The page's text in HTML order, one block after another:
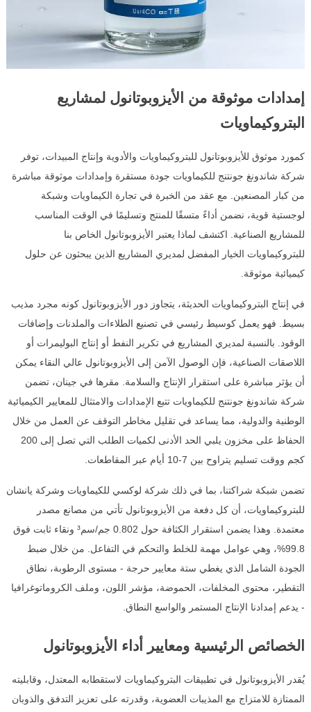
إمدادات موثوقة من الأيزوبوتانول لمشاريع
البتروكيماويات
كمورد موثوق للأيزوبوتانول للبتروكيماويات والأدوية وإنتاج المبيدات، توفر
شركة شاندونغ جونتنج للكيماويات جودة مستقرة وإمدادات موثوقة مباشرة
من كبار المصنعين. مع عقد من الخبرة في تجارة الكيماويات وشبكة
لوجستية قوية، نضمن أداءً متسقًا للمنتج وتسليمًا في الوقت المناسب
للمشاريع الصناعية. اكتشف لماذا يعتبر الأيزوبوتانول الخاص بنا
للبتروكيماويات الخيار المفضل لمديري المشاريع الذين يبحثون عن حلول
كيميائية موثوقة.
في إنتاج البتروكيماويات الحديثة، يتجاوز دور الأيزوبوتانول كونه مجرد مذيب
بسيط. فهو يعمل كوسيط رئيسي في تصنيع الطلاءات والملدنات وإضافات
الوقود. بالنسبة لمديري المشاريع في تكرير النفط أو إنتاج البوليمرات أو
اللاصقات الصناعية، فإن الوصول الآمن إلى الأيزوبوتانول عالي النقاء يمكن
أن يؤثر مباشرة على استقرار الإنتاج والسلامة. مقرها في جينان، تضمن
شركة شاندونغ جونتنج للكيماويات تتبع الإمدادات والامتثال للمعايير الكيميائية
الوطنية والدولية، مما يساعد في تقليل مخاطر التوقف عن العمل من خلال
الحفاظ على مخزون يلبي الحد الأدنى لكميات الطلب التي تصل إلى 200
كجم ووقت تسليم يتراوح بين 7-10 أيام عبر المقاطعات.
تضمن شبكة شراكتنا، بما في ذلك شركة لوكسي للكيماويات وشركة يانشان
للبتروكيماويات، أن كل دفعة من الأيزوبوتانول تأتي من مصانع مصدر
معتمدة. وهذا يضمن استقرار الكثافة حول 0.802 جم/سم³ ونقاء ثابت فوق
99.8%، وهي عوامل مهمة للخلط والتحكم في التفاعل. من خلال ضبط
الجودة الشامل الذي يغطي ستة معايير حرجة - مستوى الرطوبة، نطاق
التقطير، محتوى المخلفات، الحموضة، مؤشر اللون، وملف الكروماتوغرافيا
- يدعم إمدادنا الإنتاج المستمر والواسع النطاق.
الخصائص الرئيسية ومعايير أداء الأيزوبوتانول
يُقدر الأيزوبوتانول في تطبيقات البتروكيماويات لاستقطابه المعتدل، وقابليته
الممتازة للامتزاج مع المذيبات العضوية، وقدرته على تعزيز التدفق والذوبان